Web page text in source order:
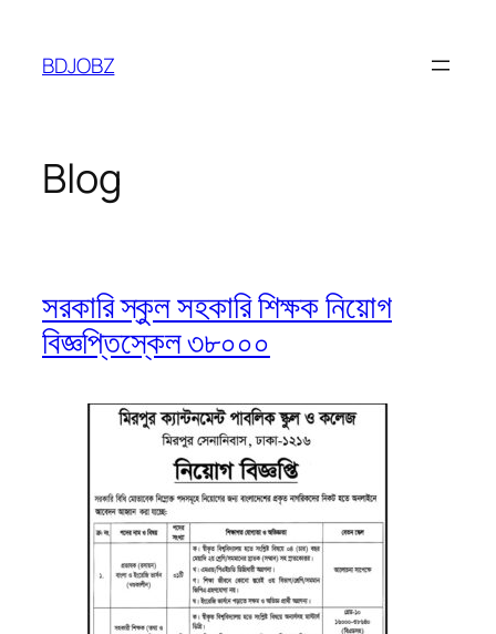
content
BDJOBZ
Blog
সরকারি স্কুল সহকারি শিক্ষক নিয়োগ
বিজ্ঞপ্তিস্কেল ৩৮০০০